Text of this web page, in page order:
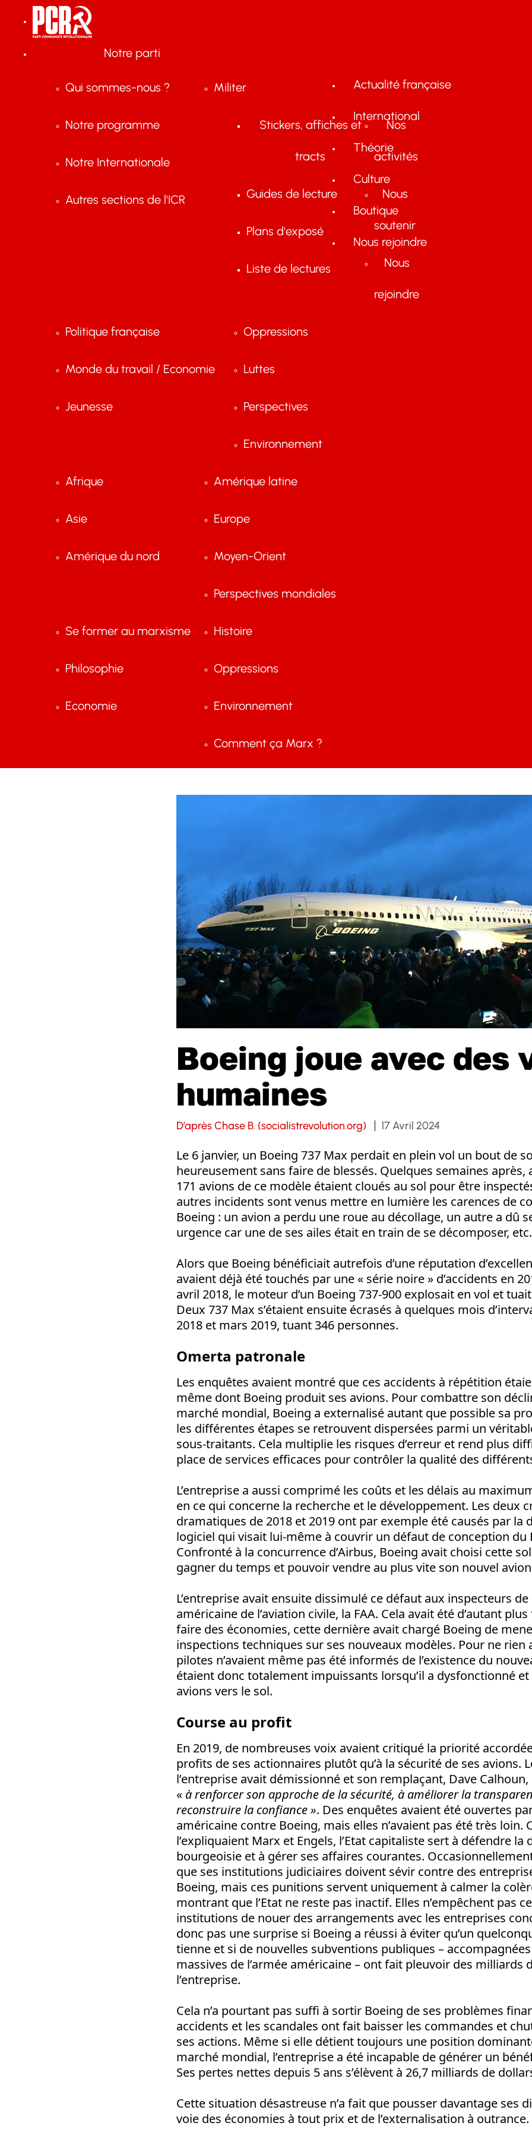
Notre parti
Qui sommes-nous ?
Notre programme
Notre Internationale
Autres sections de l'ICR
Militer
Stickers, affiches et
tracts
Guides de lecture
Plans d'exposé
Liste de lectures
Nos
activités
Nous
soutenir
Nous
rejoindre
Actualité française
Politique française
Monde du travail / Economie
Jeunesse
Oppressions
Luttes
Perspectives
Environnement
International
Afrique
Asie
Amérique du nord
Amérique latine
Europe
Moyen-Orient
Perspectives mondiales
Théorie
Se former au marxisme
Philosophie
Economie
Histoire
Oppressions
Environnement
Comment ça Marx ?
Culture
Boutique
Nous rejoindre
Boeing joue avec des
humaines
D’après Chase B. (socialistrevolution.org) 17 Avril 2024
Le 6 janvier, un Boeing 737 Max perdait en plein vol un bout de
heureusement sans faire de blessés. Quelques semaines après,
171 avions de ce modèle étaient cloués au sol pour être
autres incidents sont venus mettre en lumière les carences de
Boeing : un avion a perdu une roue au décollage, un autre a dû
urgence car une de ses ailes était en train de se décomposer, etc.
Alors que Boeing bénéficiait autrefois d’une réputation
avaient déjà été touchés par une « série noire » d’accidents en
avril 2018, le moteur d’un Boeing 737-900 explosait en vol et
Deux 737 Max s’étaient ensuite écrasés à quelques mois
2018 et mars 2019, tuant 346 personnes.
Omerta patronale
Les enquêtes avaient montré que ces accidents à répétition
même dont Boeing produit ses avions. Pour combattre son
marché mondial, Boeing a externalisé autant que possible sa
les différentes étapes se retrouvent dispersées parmi un
sous-traitants. Cela multiplie les risques d’erreur et rend plus
place de services efficaces pour contrôler la qualité des
L’entreprise a aussi comprimé les coûts et les délais au
en ce qui concerne la recherche et le développement. Les deux
dramatiques de 2018 et 2019 ont par exemple été causés par la
logiciel qui visait lui-même à couvrir un défaut de conception du
Confronté à la concurrence d’Airbus, Boeing avait choisi cette
gagner du temps et pouvoir vendre au plus vite son nouvel
L’entreprise avait ensuite dissimulé ce défaut aux inspecteurs de
américaine de l’aviation civile, la FAA. Cela avait été d’autant
faire des économies, cette dernière avait chargé Boeing de
inspections techniques sur ses nouveaux modèles. Pour ne rien
pilotes n’avaient même pas été informés de l’existence du
étaient donc totalement impuissants lorsqu’il a dysfonctionné
avions vers le sol.
Course au profit
En 2019, de nombreuses voix avaient critiqué la priorité
profits de ses actionnaires plutôt qu’à la sécurité de ses avions.
l’entreprise avait démissionné et son remplaçant, Dave Calhoun,
« à renforcer son approche de la sécurité, à améliorer la
reconstruire la confiance ». Des enquêtes avaient été ouvertes
américaine contre Boeing, mais elles n’avaient pas été très loin.
l’expliquaient Marx et Engels, l’Etat capitaliste sert à défendre
bourgeoisie et à gérer ses affaires courantes.
que ses institutions judiciaires doivent sévir contre des
Boeing, mais ces punitions servent uniquement à calmer la
montrant que l’Etat ne reste pas inactif. Elles n’empêchent pas
institutions de nouer des arrangements avec les entreprises
donc pas une surprise si Boeing a réussi à éviter qu’un
tienne et si de nouvelles subventions publiques –
massives de l’armée américaine – ont fait pleuvoir des milliards
l’entreprise.
Cela n’a pourtant pas suffi à sortir Boeing de ses problèmes
accidents et les scandales ont fait baisser les commandes et
ses actions. Même si elle détient toujours une position
marché mondial, l’entreprise a été incapable de générer un
Ses pertes nettes depuis 5 ans s’élèvent à 26,7 milliards de
Cette situation désastreuse n’a fait que pousser davantage ses
voie des économies à tout prix et de l’externalisation à outrance.